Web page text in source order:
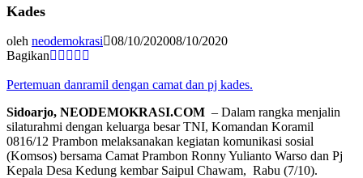
Kades
oleh neodemokrasi 08/10/202008/10/2020
Bagikan
Pertemuan danramil dengan camat dan pj kades.
Sidoarjo, NEODEMOKRASI.COM – Dalam rangka menjalin
silaturahmi dengan keluarga besar TNI, Komandan Koramil
0816/12 Prambon melaksanakan kegiatan komunikasi sosial
(Komsos) bersama Camat Prambon Ronny Yulianto Warso dan Pj
Kepala Desa Kedung kembar Saipul Chawam, Rabu (7/10).